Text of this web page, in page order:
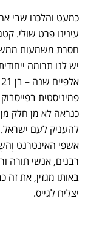
כמעט והלכנו שבי
עינינו פרט שולי.
חסרת משמעות
יש לנו תרומה
כנראה לא מן חלק
להעניק לעם ישראל.
אשפי האינטרנט
רבנים, אנשי תורה
באותו מגזין, את זה
יצליח לגייס.